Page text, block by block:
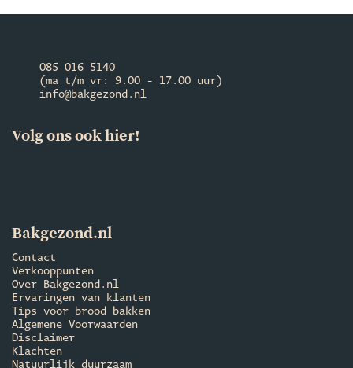
085 016 5140
(ma t/m vr: 9.00 - 17.00 uur)
info@bakgezond.nl
Volg ons ook hier!
Bakgezond.nl
Contact
Verkooppunten
Over Bakgezond.nl
Ervaringen van klanten
Tips voor brood bakken
Algemene Voorwaarden
Disclaimer
Klachten
Natuurlijk duurzaam